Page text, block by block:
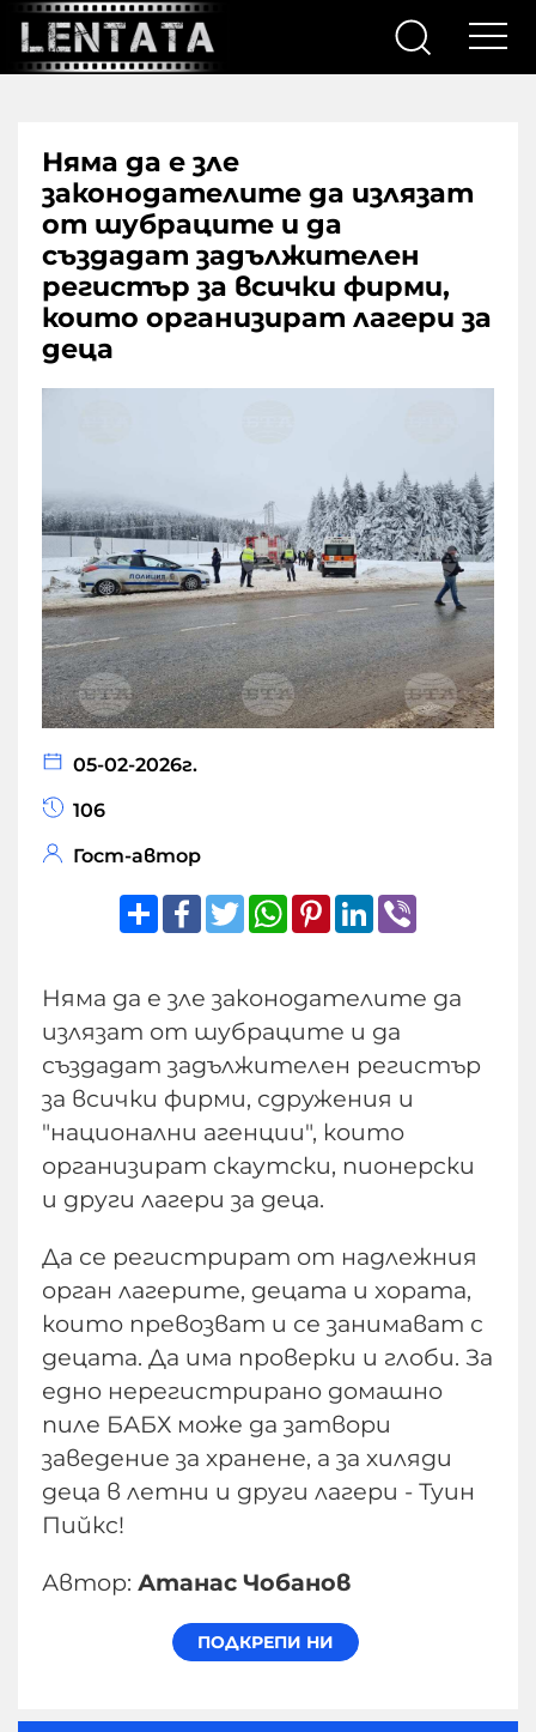
Няма да е зле
законодателите да излязат
от шубраците и да
създадат задължителен
регистър за всички фирми,
които организират лагери за
децa
05-02-2026г.
106
Гост-автор
ShareFacebook
TwitterWhatsApp
Pinterest
LinkedIn
Няма да е зле законодателите да
излязат от шубраците и да
създадат задължителен регистър
за всички фирми, сдружения и
"национални агенции", които
организират скаутски, пионерски
и други лагери за деца.
Да се регистрират от надлежния
орган лагерите, децата и хората,
които превозват и се занимават с
децата. Да има проверки и глоби. За
едно нерегистрирано домашно
пиле БАБХ може да затвори
заведение за хранене, а за хиляди
деца в летни и други лагери - Туин
Пийкс!
Автор: Атанас Чобанов